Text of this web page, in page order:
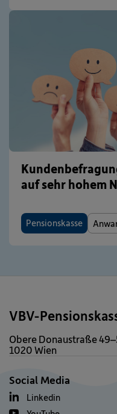
auf sehr hohem
Pensionskasse
VBV-
Obere Donaustraße
1020 Wien
Social Media
Linkedin